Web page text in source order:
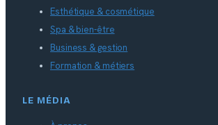
Esthétique & cosmétique
Spa & bien-être
Business & gestion
Formation & métiers
LE MÉDIA